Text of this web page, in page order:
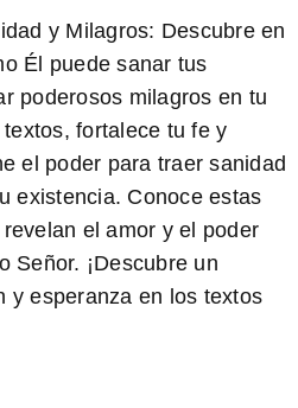
y Milagros: Descubre en
Él puede sanar tus
poderosos milagros en tu
fortalece tu fe y
el poder para traer sanidad
existencia. Conoce estas
el amor y el poder
Señor. ¡Descubre un
y esperanza en los textos